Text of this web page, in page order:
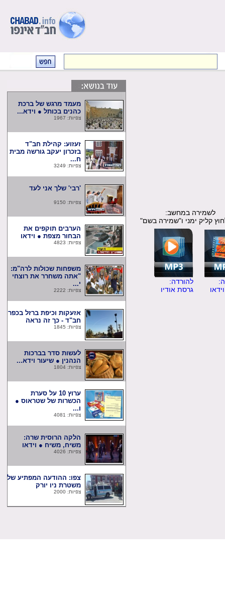
במחשב:
קליק ימני ו"שמירה בשם"
להורדה:
גרסת אודיו
מעמד מרגש של ברכת
כהנים בכותל ● וידא...
צפיות: 1967
זעזוע: קהילת חב"ד
בזכרון יעקב גורשה מבית
ח...
צפיות: 3249
'רבי' שלך אני לעד
צפיות: 9150
הערבים תוקפים את
הבחור מצפת ● וידאו
צפיות: 4823
משפחות שכולות לרה"מ:
"אתה משחרר את רוצחי
י...
צפיות: 2222
אזעקות וכיפת ברזל בכפר
חב"ד - כך זה נראה
צפיות: 1845
לעשות סדר בברכות
הנהנין ● שיעור וידא...
צפיות: 1804
ערוץ 10 על סערת
הכשרות של שטראוס ●
ו...
צפיות: 4081
הלקה הרוסית שרה:
משיח, משיח ● וידאו
צפיות: 4026
צפו: ההודעה המפתיע של
משטרת ניו יורק
צפיות: 2000